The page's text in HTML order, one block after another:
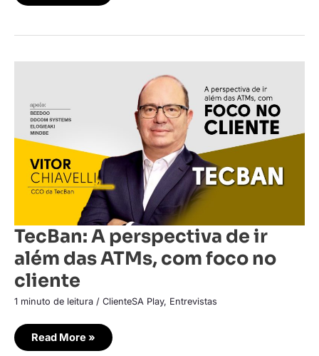
TecBan: A perspectiva de ir
além das ATMs, com foco no
cliente
1 minuto de leitura / ClienteSA Play, Entrevistas
ir
além
das
ATMs,
com
foco
no
cliente
Read More »